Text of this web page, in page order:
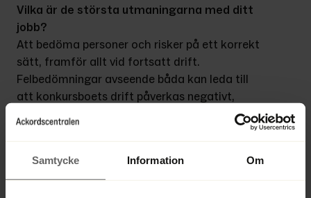
Samtycke Information Om
Vilka är de största utmaningarna med ditt
jobb?
Att bedöma personer och risker på ett korrekt
sätt, framför allt vid fortsatt drift.
Felbedömningar avseende båda kan leda till
att konkursboets drift påverkas negativt,
vilket jag har det yttersta ansvaret för. En
livssituation och hjälpa dem på bästa sätt.
Det är enligt mig en av mina viktigaste